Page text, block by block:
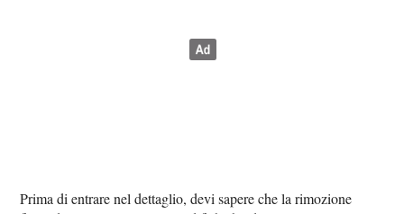
Prima di entrare nel dettaglio, devi sapere che la rimozione